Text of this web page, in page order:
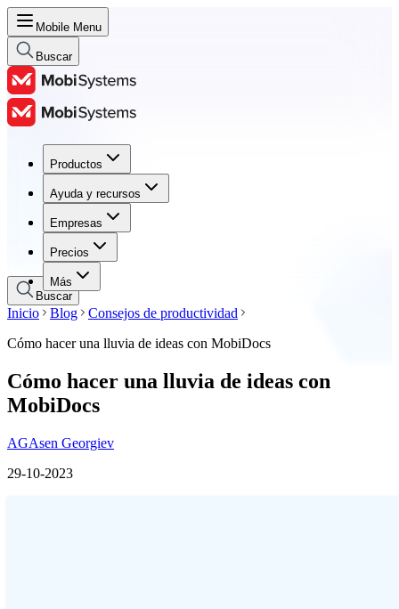
Mobile Menu
Buscar
Productos
Ayuda y recursos
Empresas
Precios
Más
Productos
Ayuda y recursos
Empresas
Precios
Buscar
Inicio Blog
Consejos de productividad
Cómo hacer una lluvia de ideas con MobiDocs
Cómo hacer una lluvia de ideas con
MobiDocs
AGAsen Georgiev
29-10-2023